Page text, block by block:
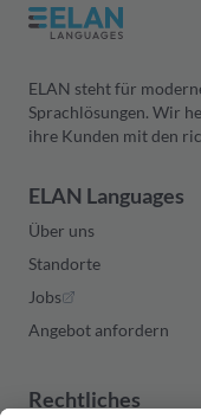
ELAN steht für
Sprachlösungen. Wir
ihre Kunden mit den
ELAN Languages
Über uns
Standorte
Jobs
Angebot anfordern
Rechtliches